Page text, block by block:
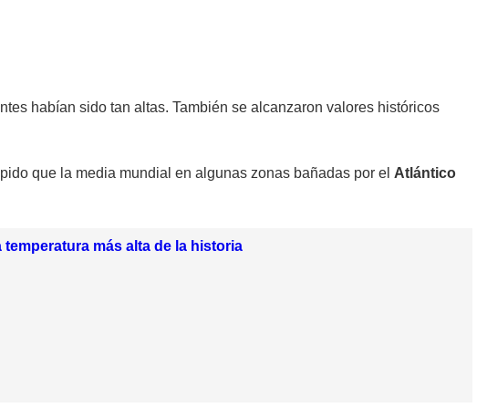
habían sido tan altas. También se alcanzaron valores históricos
que la media mundial en algunas zonas bañadas por el Atlántico
más alta de la historia